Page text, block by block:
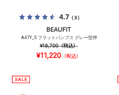
4.7（3）
BEAUFIT
A47Y_S フラットパンプス グレー型押
¥18,700（税込）
¥11,220 （税込）